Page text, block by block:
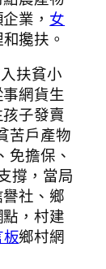
業， 女
攙扶。
扶貧小
網貨生
子發賣
苦戶產物
免擔保、
撐，當局
社、鄉
，村建
鄉村網